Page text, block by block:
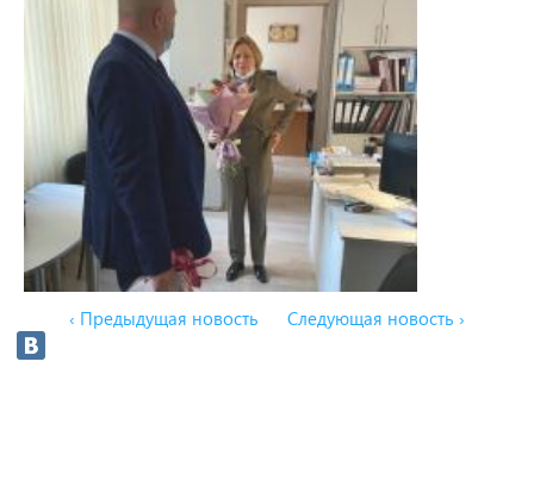
‹ Предыдущая новость Следующая новость ›